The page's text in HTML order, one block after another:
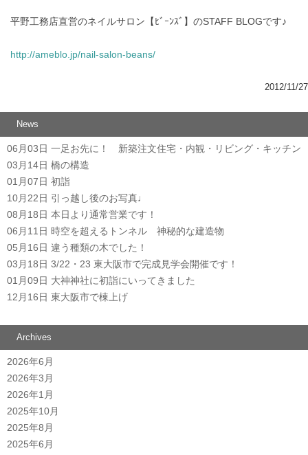
平野工務店直営のネイルサロン【ﾋﾞｰﾝｽﾞ】のSTAFF BLOGです♪
http://ameblo.jp/nail-salon-beans/
2012/11/27
News
06月03日 一足お先に！ 新築注文住宅・内観・リビング・キッチン
03月14日 橋の構造
01月07日 初詣
10月22日 引っ越し後のお写真♩
08月18日 本日より通常営業です！
06月11日 時空を超えるトンネル 神秘的な建造物
05月16日 違う種類の木でした！
03月18日 3/22・23 東大阪市で完成見学会開催です！
01月09日 大神神社に初詣にいってきました
12月16日 東大阪市で棟上げ
Archives
2026年6月
2026年3月
2026年1月
2025年10月
2025年8月
2025年6月